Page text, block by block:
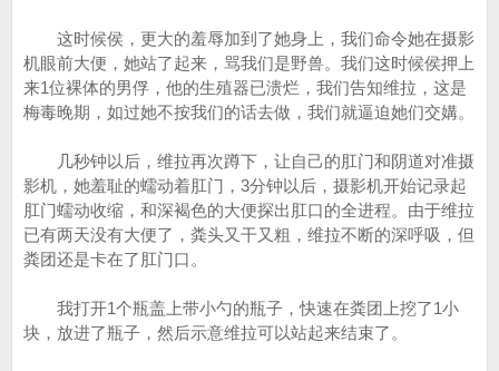
这时候侯，更大的羞辱加到了她身上，我们命令她在摄影
机眼前大便，她站了起来，骂我们是野兽。我们这时候侯押上
来1位裸体的男俘，他的生殖器已溃烂，我们告知维拉，这是
梅毒晚期，如过她不按我们的话去做，我们就逼迫她们交媾。
几秒钟以后，维拉再次蹲下，让自己的肛门和阴道对准摄
影机，她羞耻的蠕动着肛门，3分钟以后，摄影机开始记录起
肛门蠕动收缩，和深褐色的大便探出肛口的全进程。由于维拉
已有两天没有大便了，粪头又干又粗，维拉不断的深呼吸，但
粪团还是卡在了肛门口。
我打开1个瓶盖上带小勺的瓶子，快速在粪团上挖了1小
块，放进了瓶子，然后示意维拉可以站起来结束了。